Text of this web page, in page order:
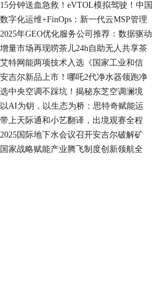
15分钟送血急救！eVTOL模拟驾驶！中国
数字化运维+FinOps：新一代云MSP管理
2025年GEO优化服务公司推荐：数据驱动
增量市场再现唠茶儿24h自助无人共享茶
艾特网能两项技术入选《国家工业和信
安吉尔新品上市！哪吒2代净水器领跑净
选中央空调不踩坑！揭秘东芝空调澜境
以AI为钥，以生态为桥：思特奇赋能运
带上天际通和小艺翻译，出境观赛全程
2025国际地下水会议召开安吉尔破解矿
国家战略赋能产业腾飞制度创新领航全